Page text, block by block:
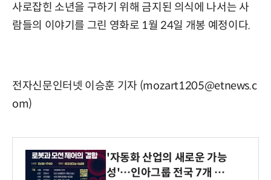
사로잡힌 소년을 구하기 위해 금지된 의식에 나서는 사
람들의 이야기를 그린 영화로 1월 24일 개봉 예정이다.
전자신문인터넷 이승훈 기자 (mozart1205@etnews.c
om)
'자동화 산업의 새로운 가능
성'…인아그룹 전국 7개 도